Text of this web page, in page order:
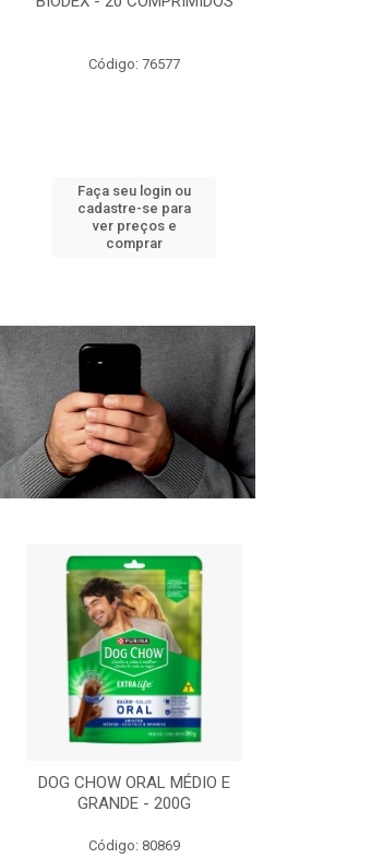
Código: 76577
Faça seu login ou
cadastre-se para
ver preços e
comprar
DOG CHOW ORAL MÉDIO E
GRANDE - 200G
Código: 80869